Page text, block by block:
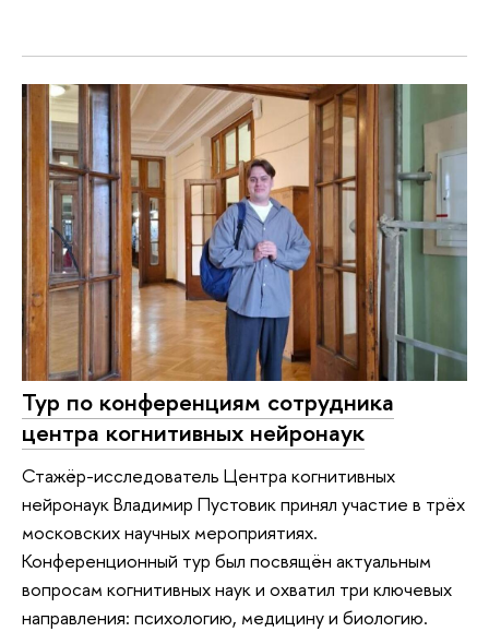
Тур по конференциям сотрудника
центра когнитивных нейронаук
Стажёр-исследователь Центра когнитивных
нейронаук Владимир Пустовик принял участие в трёх
московских научных мероприятиях.
Конференционный тур был посвящён актуальным
вопросам когнитивных наук и охватил три ключевых
направления: психологию, медицину и биологию.